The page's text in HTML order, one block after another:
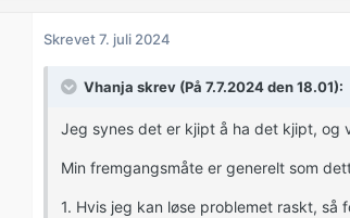
Skrevet7. juli 2024
Vhanja skrev (På 7.7.2024 den 18.01):
Jeg synes det er kjipt å ha det kjipt, og
Min fremgangsmåte er generelt som
1. Hvis jeg kan løse problemet raskt, så